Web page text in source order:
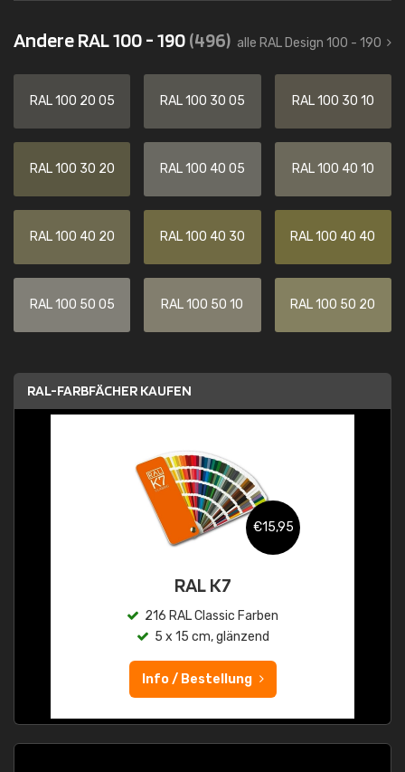
Andere RAL 100 - 190(496) alle RAL Design 100 - 190
RAL 100 20 05 RAL 100 30 05 RAL 100 30 10
RAL 100 30 20 RAL 100 40 05 RAL 100 40 10
RAL 100 40 20 RAL 100 40 30 RAL 100 40 40
RAL 100 50 05 RAL 100 50 10 RAL 100 50 20
RAL-FARBFÄCHER KAUFEN
€15,95
RAL K7
216 RAL Classic Farben
5 x 15 cm, glänzend
Info / Bestellung